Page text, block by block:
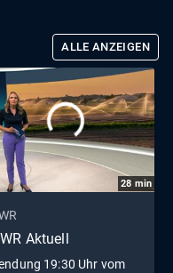
ALLE ANZEIGEN
28 min
Aktuell
19:30 Uhr vom